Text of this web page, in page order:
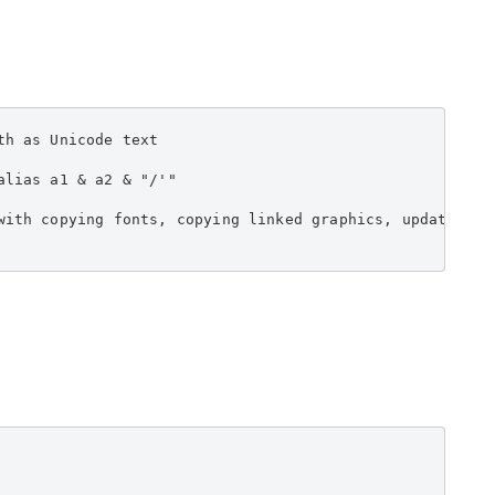
as Unicode text
a1 & a2 & "/'"
copying fonts, copying linked graphics,